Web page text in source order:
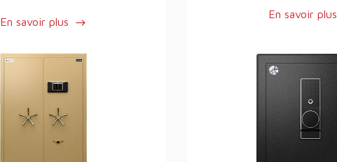
En savoir plus
En savoir plus